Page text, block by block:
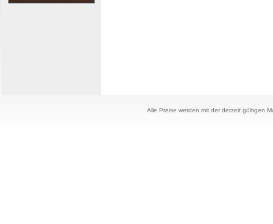
Alle Preise werden mit der derzeit gültigen